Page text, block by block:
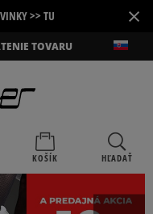
>> TU ×
TOVARU
KOŠÍK HĽADAŤ